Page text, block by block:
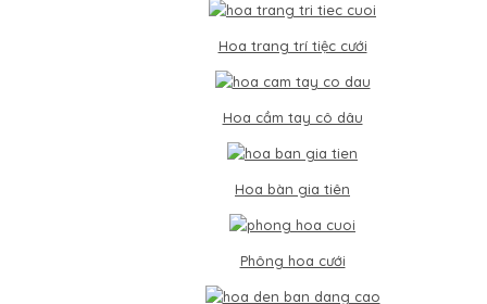
Hoa trang trí tiệc cưới
Hoa cầm tay cô dâu
Hoa bàn gia tiên
Phông hoa cưới